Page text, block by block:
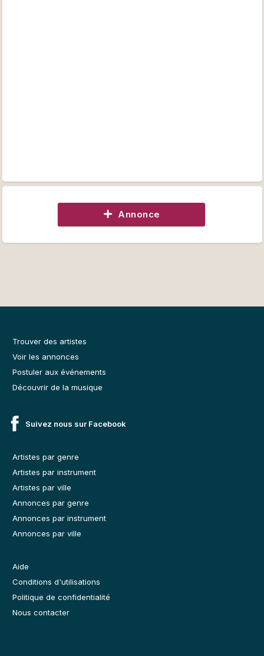
Annonce
Trouver des artistes
Voir les annonces
Postuler aux événements
Découvrir de la musique
Suivez nous sur Facebook
Artistes par genre
Artistes par instrument
Artistes par ville
Annonces par genre
Annonces par instrument
Annonces par ville
Aide
Conditions d'utilisations
Politique de confidentialité
Nous contacter